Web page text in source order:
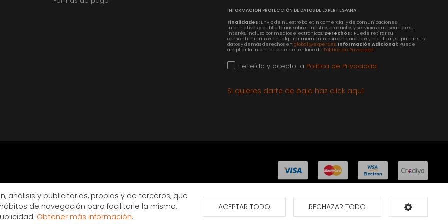
INFORMACIÓN PROTECCIÓN DE DATOS DE EXPERT ESPAÑA
Finalidades:Envío de nuestro boletín comercial y de comunicaciones
informativas y publicitarias sobre nuestros productos y servicios que sean de su
interés, incluso por medios electrónicos. Derechos:Puede retirar su
consentimiento en cualquier momento, así como acceder, rectificar, suprimir sus
datos y demás derechos en global@expert.es. Información Adicional:Puede
ampliar la información en el enlace de Política de Privacidad.
He leído y acepto la Política de Privacidad
Si quieres darte de baja haz click aquí
análisis y publicitarias, propias y de terceros, que
de navegación para facilitarle la misma,
Obtener más información.
ACEPTAR TODO RECHAZAR TODO